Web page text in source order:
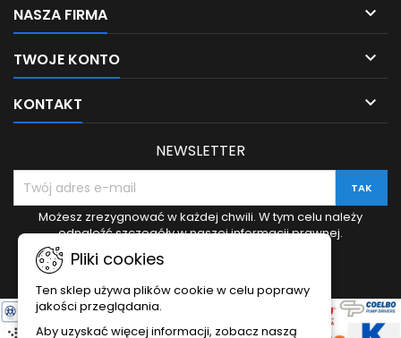
NASZA FIRMA 
TWOJE KONTO 
KONTAKT 
Pliki cookies
Ten sklep używa plików cookie w celu poprawy
jakości przeglądania.
Aby uzyskać więcej informacji, zobacz naszą
NEWSLETTER
Możesz zrezygnować w każdej chwili. W tym celu należy
odnaleźć szczegóły w naszej informacji prawnej.